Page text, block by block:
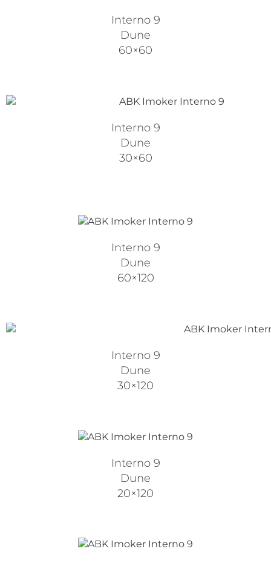
Interno 9
Dune
60×60
Interno 9
Dune
30×60
Interno 9
Dune
60×120
Interno 9
Dune
30×120
Interno 9
Dune
20×120